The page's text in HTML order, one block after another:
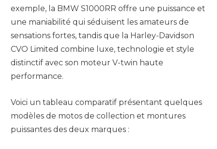
exemple, la BMW S1000RR offre une puissance et
une maniabilité qui séduisent les amateurs de
sensations fortes, tandis que la Harley-Davidson
CVO Limited combine luxe, technologie et style
distinctif avec son moteur V-twin haute
performance.
Voici un tableau comparatif présentant quelques
modèles de motos de collection et montures
puissantes des deux marques :